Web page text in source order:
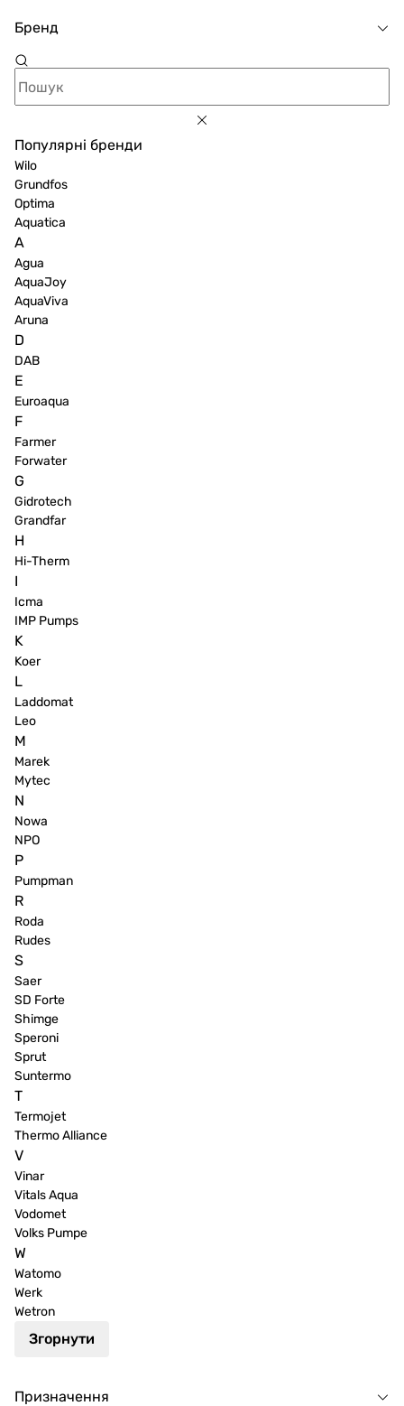
Бренд
Популярні бренди
Wilo
Grundfos
Optima
Aquatica
A
Agua
AquaJoy
AquaViva
Aruna
D
DAB
E
Euroaqua
F
Farmer
Forwater
G
Gidrotech
Grandfar
H
Hi-Therm
I
Icma
IMP Pumps
K
Koer
L
Laddomat
Leo
M
Marek
Mytec
N
Nowa
NPO
P
Pumpman
R
Roda
Rudes
S
Saer
SD Forte
Shimge
Speroni
Sprut
Suntermo
T
Termojet
Thermo Alliance
V
Vinar
Vitals Aqua
Vodomet
Volks Pumpe
W
Watomo
Werk
Wetron
Згорнути
Призначення